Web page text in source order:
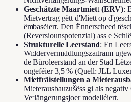
Geschätzte Maartmiett (ERV):
Mietvertrag gëtt d'Miett op
ëmbaséiert. Den Ënnerscheed
(Reversiounspotenzial) ass e
Strukturelle Leerstand: En
Widdervermiddlungszäiträim
de Büroleerstand an der Stad
ongeféier 3,5 % (Quell: JLL
Mietfräistellungen a
Mieterausbauzušëss gi als
Verlängerungsjoer modelléiert.